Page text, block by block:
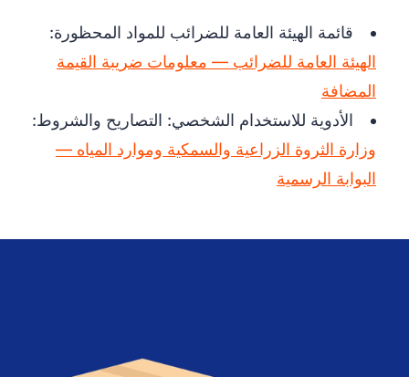
قائمة الهيئة العامة للضرائب للمواد المحظورة:
الهيئة العامة للضرائب — معلومات ضريبة القيمة
المضافة
الأدوية للاستخدام الشخصي: التصاريح والشروط:
وزارة الثروة الزراعية والسمكية وموارد المياه —
البوابة الرسمية